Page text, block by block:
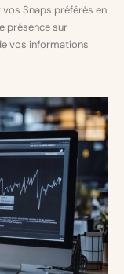
Snaps préférés en
présence sur
vos informations